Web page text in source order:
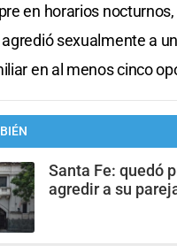
en horarios
sexualmente a
en al menos cinco
Santa Fe: quedó
agredir a su